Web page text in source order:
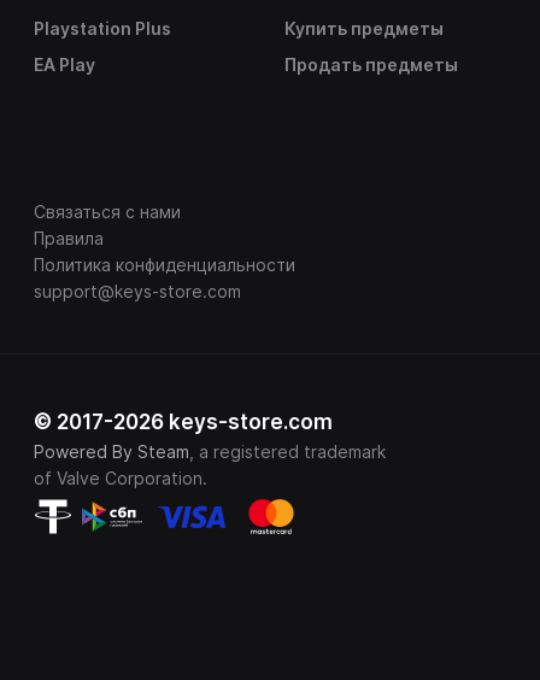
Playstation Plus
EA Play
Купить предметы
Продать предметы
Связаться с нами
Правила
Политика конфиденциальности
support@keys-store.com
© 2017-2026 keys-store.com
Powered By Steam , a registered trademark
of Valve Corporation.